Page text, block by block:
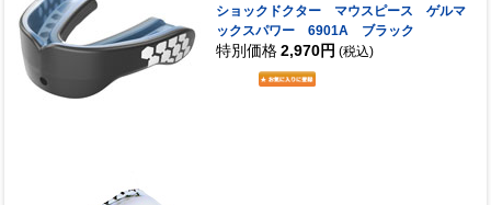
ショックドクター マウスピース ゲルマ
ックスパワー 6901A ブラック
特別価格 2,970円 (税込)